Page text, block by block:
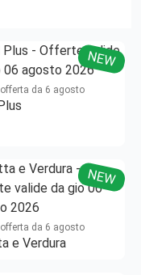
NEW
da 6 agosto
NEW
offerta da 6 agosto
e Verdura